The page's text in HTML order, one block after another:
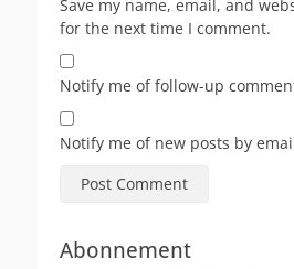
Save my name, email, and
for the next time I comment.
Notify me of follow-up
Notify me of new posts by
Abonnement